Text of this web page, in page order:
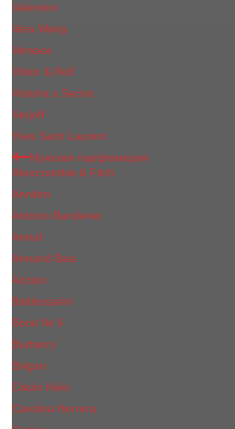
Valentino
Vera Wang
Versace
Viktor & Rolf
Victoria s Secret
Xerjoff
Yves Saint Laurent
Мужская парфюмерия
Abercrombie & Fitch
Annifen
Antonio Banderas
Armaf
Armand Basi
Azzaro
Baldessarini
Bond № 9
Burberry
Bvlgari
Calvin Klein
Carolina Herrera